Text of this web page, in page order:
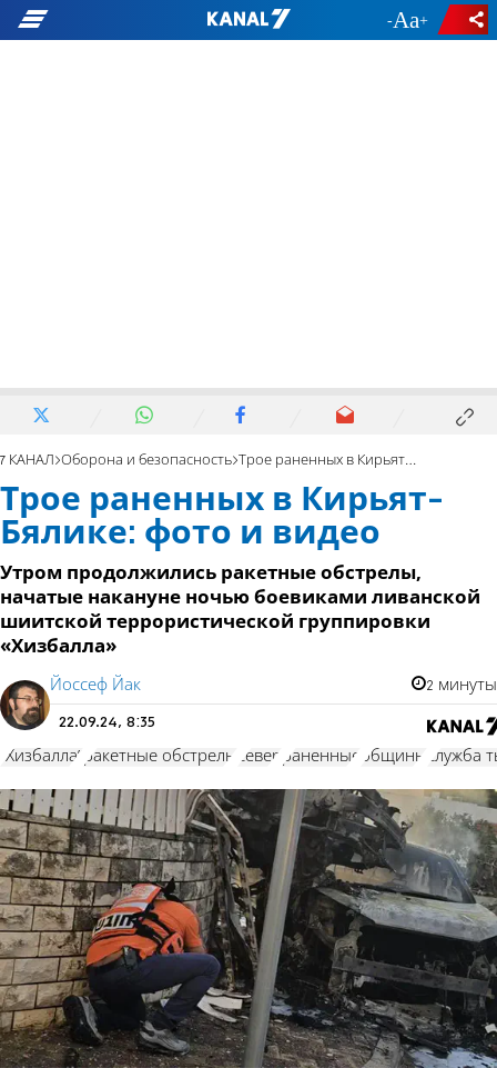
- +
7 КАНАЛ Оборона и безопасность Трое раненных в Кирьят-Бялике: фото и видео
Трое раненных в Кирьят-
Бялике: фото и видео
Утром продолжились ракетные обстрелы,
начатые накануне ночью боевиками ливанской
шиитской террористической группировки
«Хизбалла»
Йоссеф Йак 2 минуты
22.09.24, 8:35
"Хизбалла" ракетные обстрелы север раненные общины служба